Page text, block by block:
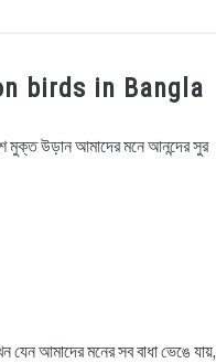
BENGALI WISHES
BENGALI STORIES
on birds in Bangla
মুক্ত উড়ান আমাদের মনে আনন্দের সুর
আমাদের মনের সব বাধা ভেঙে যায়,